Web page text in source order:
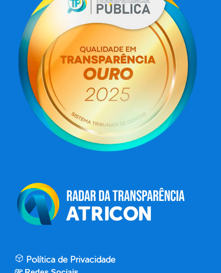
Política de Privacidade